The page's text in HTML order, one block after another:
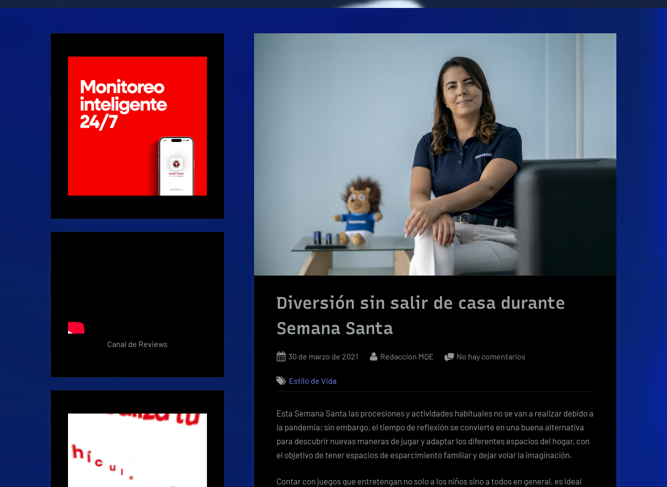
Diversión sin salir de casa durante
Semana Santa
Posted
30 de marzo de 2021 By
Redaccion MQE No hay comentarios
durante
Santa
Estilo de Vida
Esta Semana Santa las procesiones y actividades habituales no se van a realizar debido a
la pandemia; sin embargo, el tiempo de reflexión se convierte en una buena alternativa
para descubrir nuevas maneras de jugar y adaptar los diferentes espacios del hogar, con
el objetivo de tener espacios de esparcimiento familiar y dejar volar la imaginación.
Contar con juegos que entretengan no solo a los niños sino a todos en general, es ideal
Canal de Reviews